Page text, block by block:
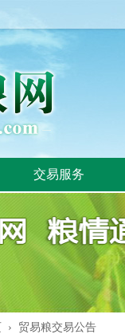
交易服务
› 贸易粮交易公告